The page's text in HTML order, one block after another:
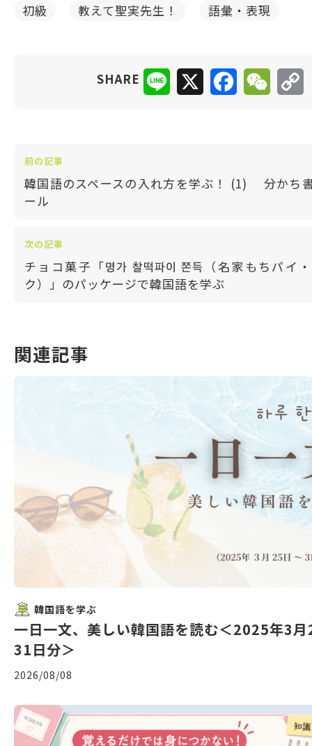
初級 教えて聖実先生！ 語彙・表現
SHARE Line X Facebook
前の記事
韓国語のスペースの入れ方を学ぶ！ (1) 分かち
ール
次の記事
チョコ菓子「명가 찰떡파이 쫀득（名家もちパイ
ク）」のパッケージで韓国語を学ぶ
関連記事
韓国語を学ぶ
一日一文、美しい韓国語を読む＜2025年3
31日分＞
2026/08/08